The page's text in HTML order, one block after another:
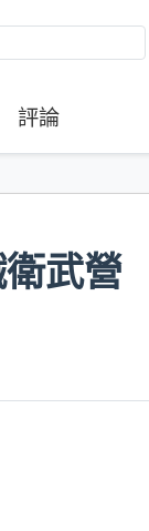
評論
武營